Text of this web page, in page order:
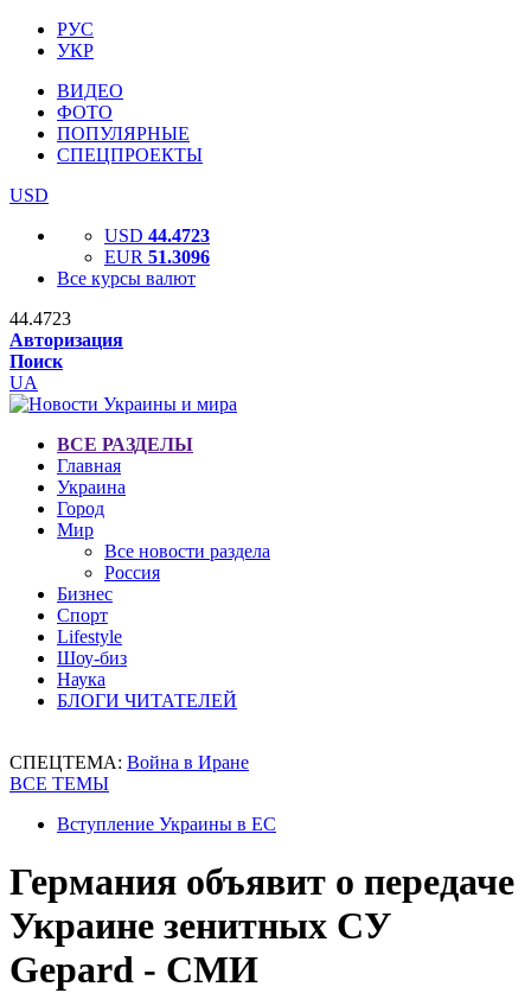
РУС
УКР
ВИДЕО
ФОТО
ПОПУЛЯРНЫЕ
СПЕЦПРОЕКТЫ
USD
USD 44.4723
EUR 51.3096
Все курсы валют
44.4723
Авторизация
Поиск
UA
ВСЕ РАЗДЕЛЫ
Главная
Украина
Город
Мир
Все новости раздела
Россия
Бизнес
Спорт
Lifestyle
Шоу-биз
Наука
БЛОГИ ЧИТАТЕЛЕЙ
СПЕЦТЕМА: Война в Иране
ВСЕ ТЕМЫ
Вступление Украины в ЕС
Германия объявит о передаче
Украине зенитных СУ
Gepard - СМИ